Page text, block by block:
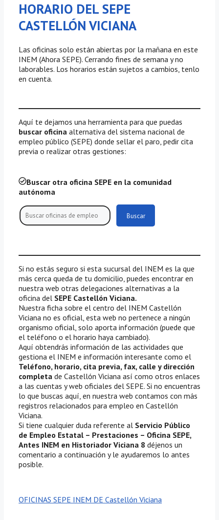
HORARIO DEL SEPE
CASTELLÓN VICIANA
Las oficinas solo están abiertas por la mañana en este
INEM (Ahora SEPE). Cerrando fines de semana y no
laborables. Los horarios están sujetos a cambios, tenlo
en cuenta.
Aquí te dejamos una herramienta para que puedas
buscar oficina alternativa del sistema nacional de
empleo público (SEPE) donde sellar el paro, pedir cita
previa o realizar otras gestiones:
Buscar otra oficina SEPE en la comunidad
autónoma
Buscar
Si no estás seguro si esta sucursal del INEM es la que
más cerca queda de tu domicilio, puedes encontrar en
nuestra web otras delegaciones alternativas a la
oficina del SEPE Castellón Viciana.
Nuestra ficha sobre el centro del INEM Castellón
Viciana no es oficial, esta web no pertenece a ningún
organismo oficial, solo aporta información (puede que
el teléfono o el horario haya cambiado).
Aquí obtendrás información de las actividades que
gestiona el INEM e información interesante como el
Teléfono, horario, cita previa, fax, calle y dirección
completa de Castellón Viciana así como otros enlaces
a las cuentas y web oficiales del SEPE. Si no encuentras
lo que buscas aquí, en nuestra web contamos con más
registros relacionados para empleo en Castellón
Viciana.
Si tiene cualquier duda referente al Servicio Público
de Empleo Estatal – Prestaciones – Oficina SEPE,
Antes INEM en Historiador Viciana 8 déjenos un
comentario a continuación y le ayudaremos lo antes
posible.
OFICINAS SEPE INEM DE Castellón Viciana